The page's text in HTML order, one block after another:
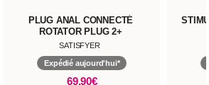
CONNECTÉ
PLUG 2+
aujourd'hui*
STIMULATEUR
Expédié